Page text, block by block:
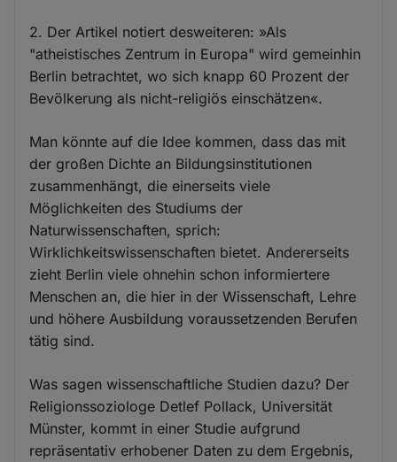
2. Der Artikel notiert desweiteren: »Als
"atheistisches Zentrum in Europa" wird gemeinhin
Berlin betrachtet, wo sich knapp 60 Prozent der
Bevölkerung als nicht-religiös einschätzen«.
Man könnte auf die Idee kommen, dass das mit
der großen Dichte an Bildungsinstitutionen
zusammenhängt, die einerseits viele
Möglichkeiten des Studiums der
Naturwissenschaften, sprich:
Wirklichkeitswissenschaften bietet. Andererseits
zieht Berlin viele ohnehin schon informiertere
Menschen an, die hier in der Wissenschaft, Lehre
und höhere Ausbildung voraussetzenden Berufen
tätig sind.
Was sagen wissenschaftliche Studien dazu? Der
Religionssoziologe Detlef Pollack, Universität
Münster, kommt in einer Studie aufgrund
repräsentativ erhobener Daten zu dem Ergebnis,